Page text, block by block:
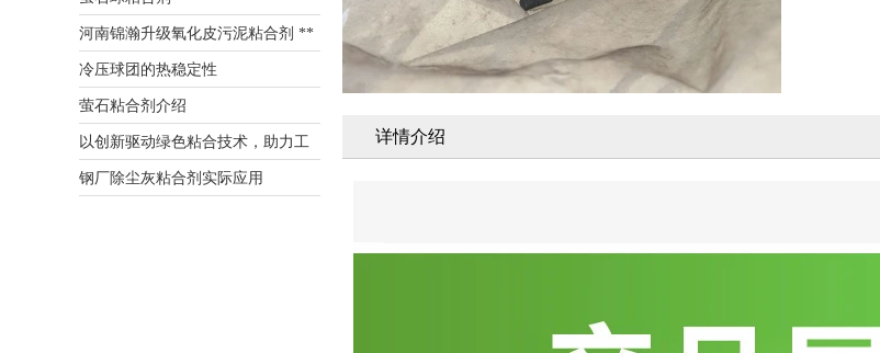
河南锦瀚升级氧化皮污泥粘合剂 **
钢铁固废资源化难题​
冷压球团的热稳定性
萤石粘合剂介绍
以创新驱动绿色粘合技术，助力工
业低碳转型
钢厂除尘灰粘合剂实际应用
详情介绍